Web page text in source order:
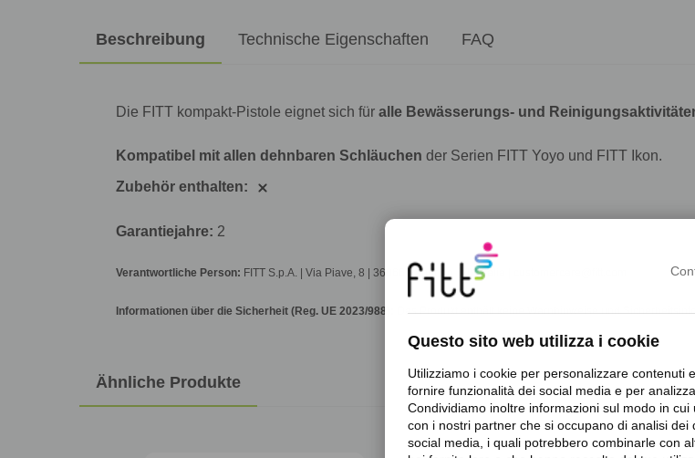
Questo sito web utilizza i cookie
Utilizziamo i cookie per personalizzare contenuti
fornire funzionalità dei social media e per
Condividiamo inoltre informazioni sul modo in cui
con i nostri partner che si occupano di analisi dei
social media, i quali potrebbero combinarle con
Beschreibung Technische Eigenschaften FAQ
Die FITT kompakt-Pistole eignet sich für alle Bewässerungs- und
Kompatibel mit allen dehnbaren Schläuchen der Serien FITT Yoyo und FITT Ikon.
Zubehör enthalten:
Garantiejahre: 2
Verantwortliche Person: FITT S.p.A. | Via Piave, 8 | 36066 Sandrigo (VI) | Italia | customercare@fitt.com
Informationen über die Sicherheit (Reg. UE 2023/988): Das Produkt enthält keine Warnhinweise und
Ähnliche Produkte